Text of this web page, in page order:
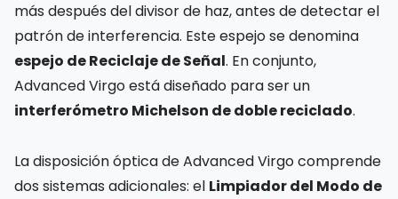
más después del divisor de haz, antes de detectar el
patrón de interferencia. Este espejo se denomina
espejo de Reciclaje de Señal. En conjunto,
Advanced Virgo está diseñado para ser un
interferómetro Michelson de doble reciclado.
La disposición óptica de Advanced Virgo comprende
dos sistemas adicionales: el Limpiador del Modo de